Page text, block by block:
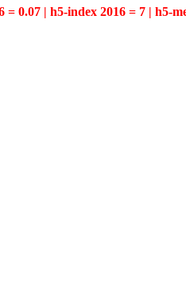
= 0.07 | h5-index 2016 = 7 | h5-